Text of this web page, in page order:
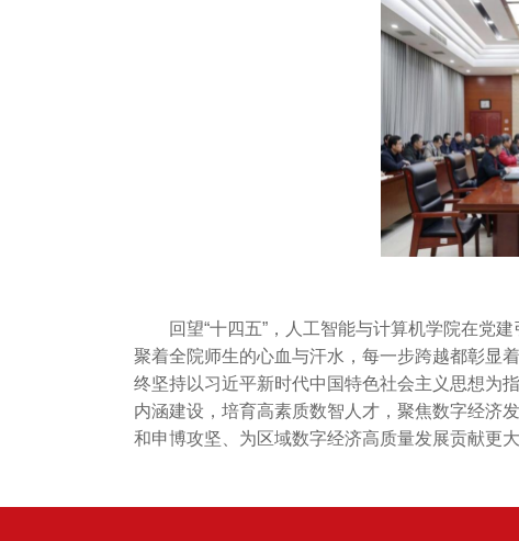
回望“十四五”，人工智能与计算机学院在党
聚着全院师生的心血与汗水，每一步跨越都彰显
终坚持以习近平新时代中国特色社会主义思想为
内涵建设，培育高素质数智人才，聚焦数字经济
和申博攻坚、为区域数字经济高质量发展贡献更